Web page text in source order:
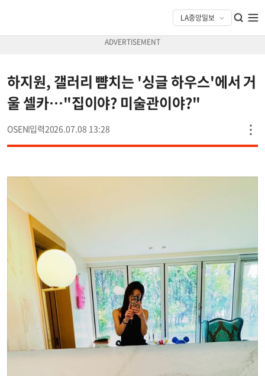
하지원, 갤러리 뺨치는 '싱글 하우스'에서 거
울 셀카…"집이야? 미술관이야?"
OSEN 2026.07.08 13:28